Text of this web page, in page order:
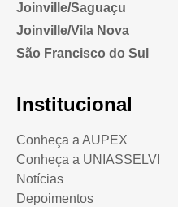
Joinville/Saguaçu
Joinville/Vila Nova
São Francisco do Sul
Institucional
Conheça a AUPEX
Conheça a UNIASSELVI
Notícias
Depoimentos